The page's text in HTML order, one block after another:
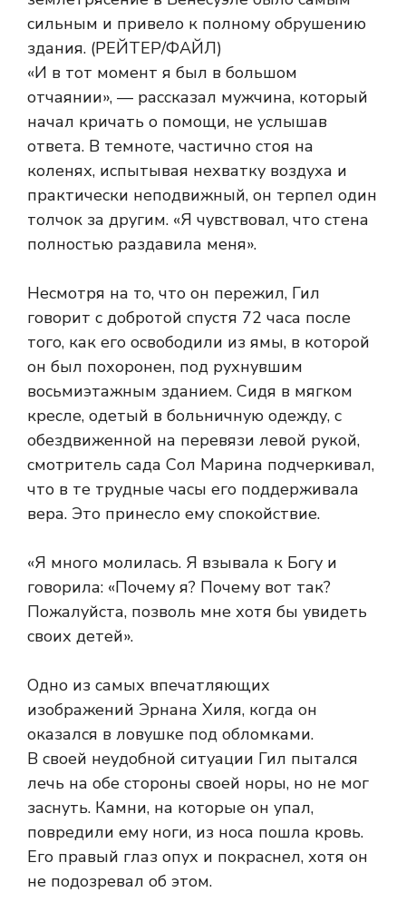
«И в тот момент я был в большом
отчаянии», — рассказал мужчина, который
начал кричать о помощи, не услышав
ответа. В темноте, частично стоя на
коленях, испытывая нехватку воздуха и
практически неподвижный, он терпел один
толчок за другим. «Я чувствовал, что стена
полностью раздавила меня».
Несмотря на то, что он пережил, Гил
говорит с добротой спустя 72 часа после
того, как его освободили из ямы, в которой
он был похоронен, под рухнувшим
восьмиэтажным зданием. Сидя в мягком
кресле, одетый в больничную одежду, с
обездвиженной на перевязи левой рукой,
смотритель сада Сол Марина подчеркивал,
что в те трудные часы его поддерживала
вера. Это принесло ему спокойствие.
«Я много молилась. Я взывала к Богу и
говорила: «Почему я? Почему вот так?
Пожалуйста, позволь мне хотя бы увидеть
своих детей».
Одно из самых впечатляющих
изображений Эрнана Хиля, когда он
оказался в ловушке под обломками.
В своей неудобной ситуации Гил пытался
лечь на обе стороны своей норы, но не мог
заснуть. Камни, на которые он упал,
повредили ему ноги, из носа пошла кровь.
Его правый глаз опух и покраснел, хотя он
не подозревал об этом.